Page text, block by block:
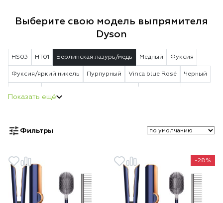
Выберите свою модель выпрямителя
Dyson
HS03 HT01 Берлинская лазурь/медь Медный Фуксия
Фуксия/яркий никель Пурпурный Vinca blue Rosé Черный
Фильтры
-28%